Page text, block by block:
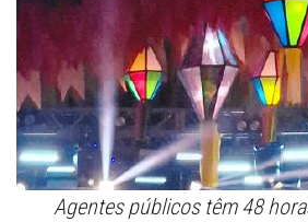
Agentes públicos têm 48